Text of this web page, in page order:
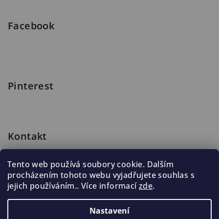
Tento web používá soubory cookie. Dalším
procházením tohoto webu vyjadřujete souhlas s
jejich používáním.. Více informacízde.
Nastavení
Facebook
Pinterest
Kontakt
222 316 990
776 019 998, 602 537 625